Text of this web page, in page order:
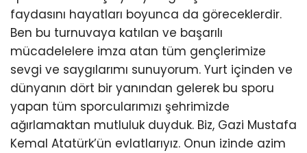
faydasını hayatları boyunca da göreceklerdir.
Ben bu turnuvaya katılan ve başarılı
mücadelelere imza atan tüm gençlerimize
sevgi ve saygılarımı sunuyorum. Yurt içinden ve
dünyanın dört bir yanından gelerek bu sporu
yapan tüm sporcularımızı şehrimizde
ağırlamaktan mutluluk duyduk. Biz, Gazi Mustafa
Kemal Atatürk’ün evlatlarıyız. Onun izinde azim